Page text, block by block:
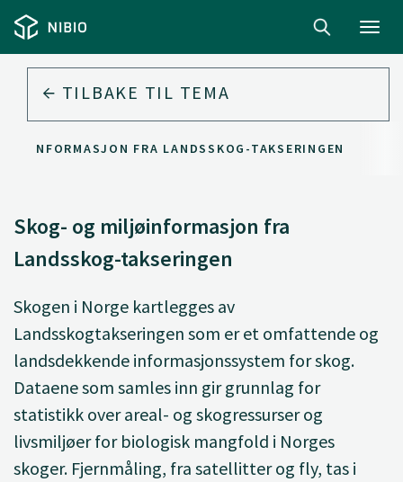
TILBAKE TIL TEMA
FRA LANDSSKOG-TAKSERINGEN
Skog- og miljøinformasjon fra
Landsskog-takseringen
Skogen i Norge kartlegges av
Landsskogtakseringen som er et omfattende og
landsdekkende informasjonssystem for skog.
Dataene som samles inn gir grunnlag for
statistikk over areal- og skogressurser og
livsmiljøer for biologisk mangfold i Norges
skoger. Fjernmåling, fra satellitter og fly, tas i